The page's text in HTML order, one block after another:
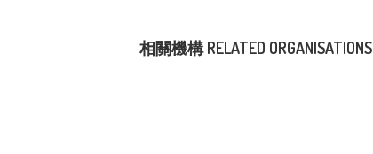
相關機構 RELATED ORGANISATIONS